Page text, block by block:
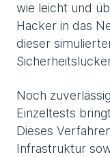
wie leicht und
Hacker in das
dieser
Noch
Einzeltests
Dieses
Infrastruktur